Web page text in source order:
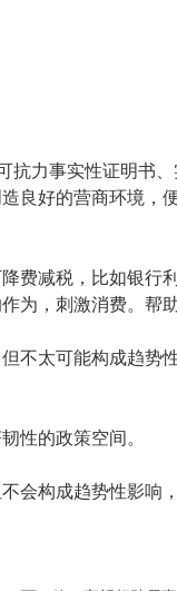
力事实性证明书
良好的营商环境，
减税，比如银行
为，刺激消费。帮
太可能构成趋势
性的政策空间。
构成趋势性影响，